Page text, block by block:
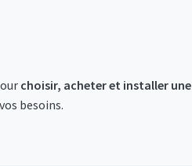
choisir, acheter et installer une
besoins.